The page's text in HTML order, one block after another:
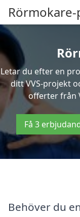
Letar du efter en
ditt VVS-projekt
offerter från
Få 3
Behöver du